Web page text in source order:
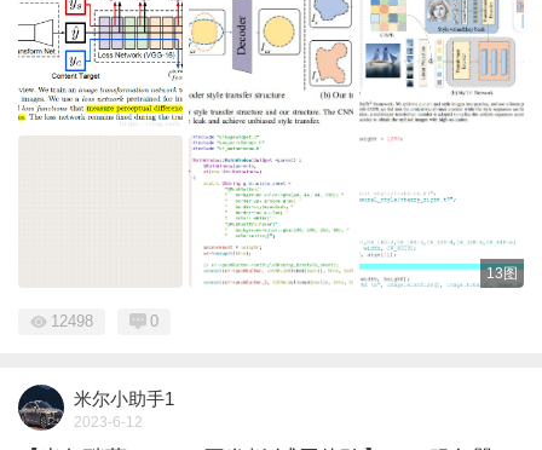
13图
12498 0
米尔小助手1
2023-6-12